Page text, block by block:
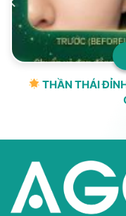
THẦN THÁI